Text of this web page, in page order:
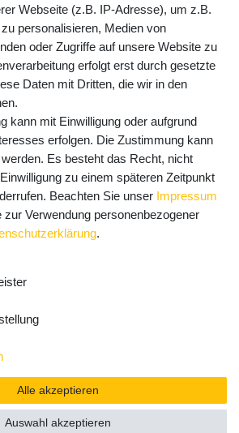
MwSt. und zzgl. Service- und
- Keine Angebote
verpassen!
ich, dass ich dieDaten­schutz­erklärung
Abonnieren
handelt es sich um ein Pflichtfeld.
Webseite (z.B. IP-Adresse), um z.B.
personalisieren, Medien von
oder Zugriffe auf unsere Website zu
erfolgt erst durch gesetzte
Daten mit Dritten, die wir in den
kann mit Einwilligung oder aufgrund
erfolgen. Die Zustimmung kann
Es besteht das Recht, nicht
zu einem späteren Zeitpunkt
Beachten Sie unser Impressum
zur Verwendung personenbezogener
.
Alle akzeptieren
Auswahl akzeptieren